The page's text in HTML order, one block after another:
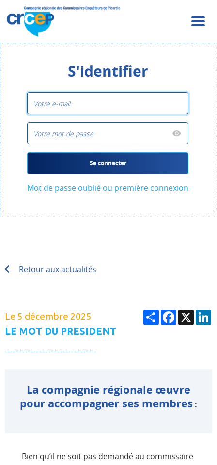
S'identifier
Se connecter
Mot de passe oublié ou première connexion
Retour aux actualités
Le 5 décembre 2025 PartagerFacebook
X
LE MOT DU PRESIDENT
La compagnie régionale œuvre
pour accompagner ses membres :
Bien qu’il ne soit pas demandé au commissaire